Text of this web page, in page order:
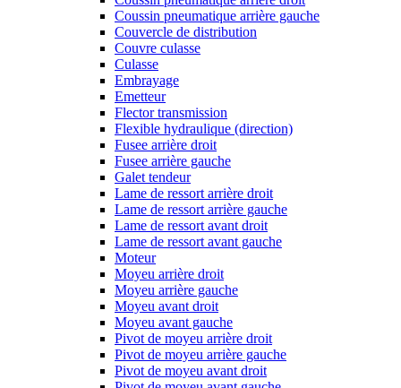
Coussin pneumatique arrière gauche
Couvercle de distribution
Couvre culasse
Culasse
Embrayage
Emetteur
Flector transmission
Flexible hydraulique (direction)
Fusee arrière droit
Fusee arrière gauche
Galet tendeur
Lame de ressort arrière droit
Lame de ressort arrière gauche
Lame de ressort avant droit
Lame de ressort avant gauche
Moteur
Moyeu arrière droit
Moyeu arrière gauche
Moyeu avant droit
Moyeu avant gauche
Pivot de moyeu arrière droit
Pivot de moyeu arrière gauche
Pivot de moyeu avant droit